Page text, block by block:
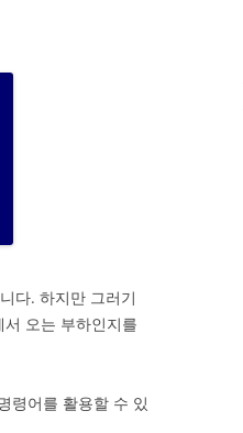
다. 하지만 그러기
서 오는 부하인지를
령어를 활용할 수 있